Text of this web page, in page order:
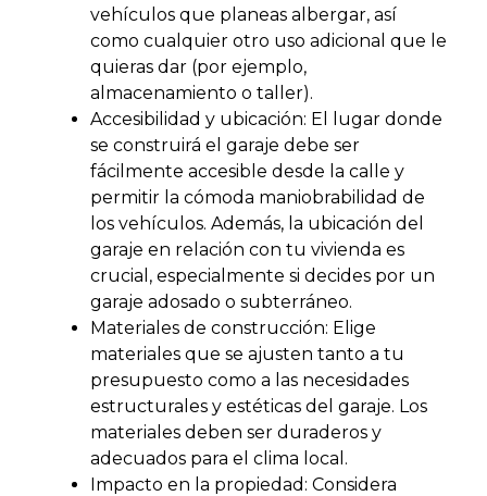
vehículos que planeas albergar, así
como cualquier otro uso adicional que le
quieras dar (por ejemplo,
almacenamiento o taller)​​.
Accesibilidad y ubicación: El lugar donde
se construirá el garaje debe ser
fácilmente accesible desde la calle y
permitir la cómoda maniobrabilidad de
los vehículos. Además, la ubicación del
garaje en relación con tu vivienda es
crucial, especialmente si decides por un
garaje adosado o subterráneo​​.
Materiales de construcción: Elige
materiales que se ajusten tanto a tu
presupuesto como a las necesidades
estructurales y estéticas del garaje. Los
materiales deben ser duraderos y
adecuados para el clima local​.
Impacto en la propiedad: Considera